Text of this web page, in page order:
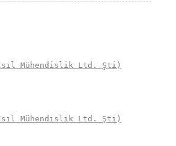
Isıl Mühendislik Ltd. Şti)
Isıl Mühendislik Ltd. Şti)